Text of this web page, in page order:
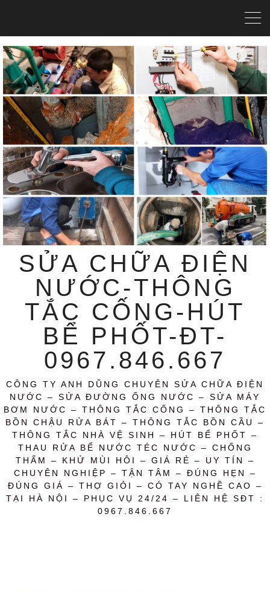
SỬA CHỮA ĐIỆN
NƯỚC-THÔNG
TẮC CỐNG-HÚT
BỂ PHỐT-ĐT-
0967.846.667
CÔNG TY ANH DŨNG CHUYÊN SỬA CHỮA ĐIỆN
NƯỚC – SỬA ĐƯỜNG ỐNG NƯỚC – SỬA MÁY
BƠM NƯỚC – THÔNG TẮC CỐNG – THÔNG TẮC
BỒN CHẬU RỬA BÁT – THÔNG TẮC BỒN CẦU –
THÔNG TẮC NHÀ VỆ SINH – HÚT BỂ PHỐT –
THAU RỬA BỂ NƯỚC TÉC NƯỚC – CHỐNG
THẤM – KHỬ MÙI HÔI – GIÁ RẺ – UY TÍN –
CHUYÊN NGHIỆP – TẬN TÂM – ĐÚNG HẸN –
ĐÚNG GIÁ – THỢ GIỎI – CÓ TAY NGHỀ CAO –
TẠI HÀ NỘI – PHỤC VỤ 24/24 – LIÊN HỆ SĐT :
0967.846.667